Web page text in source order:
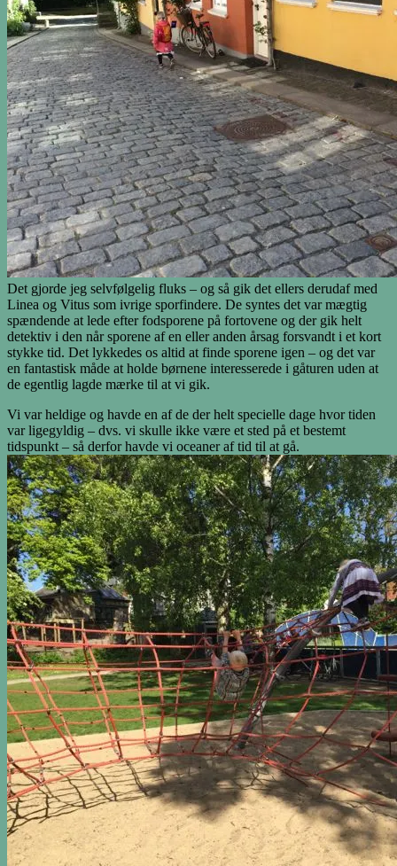
Det gjorde jeg selvfølgelig fluks – og så gik det ellers derudaf med
Linea og Vitus som ivrige sporfindere. De syntes det var mægtig
spændende at lede efter fodsporene på fortovene og der gik helt
detektiv i den når sporene af en eller anden årsag forsvandt i et kort
stykke tid. Det lykkedes os altid at finde sporene igen – og det var
en fantastisk måde at holde børnene interesserede i gåturen uden at
de egentlig lagde mærke til at vi gik.
Vi var heldige og havde en af de der helt specielle dage hvor tiden
var ligegyldig – dvs. vi skulle ikke være et sted på et bestemt
tidspunkt – så derfor havde vi oceaner af tid til at gå.